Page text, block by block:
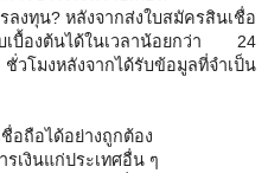
ลงทุน? หลังจากส่งใบสมัครสินเชื่อ
เบื้องต้นได้ในเวลาน้อยกว่า 24
โมงหลังจากได้รับข้อมูลที่จำเป็น
อถือได้อย่างถูกต้อง
รเงินแก่ประเทศอื่น ๆ